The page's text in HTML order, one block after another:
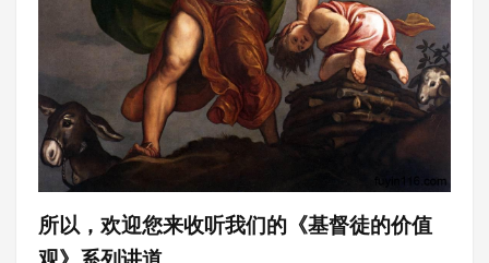
所以， 欢迎您来收听我们的《基督徒的价值